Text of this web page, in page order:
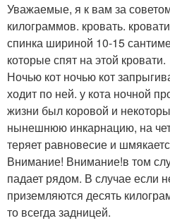
Уважаемые, я к вам за
килограммов. кровать.
спинка шириной 10-15
которые спят на этой кровати.
Ночью кот ночью кот
ходит по ней. у кота ночной
жизни был коровой и
нынешнюю инкарнацию, на
теряет равновесие и
Внимание! Внимание!в том
падает рядом. В случае если
приземляются десять
то всегда задницей.